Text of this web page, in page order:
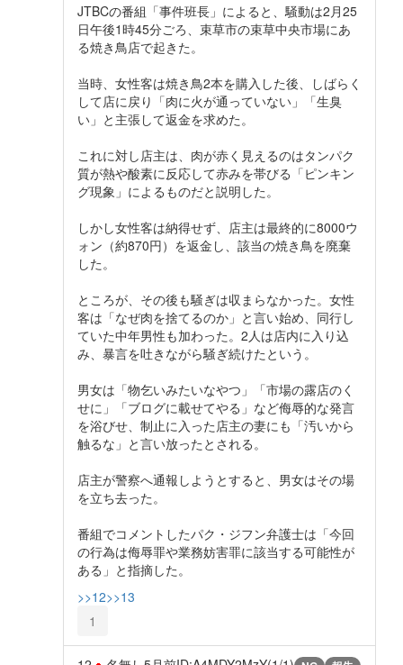
JTBCの番組「事件班長」によると、騒動は2月25
日午後1時45分ごろ、束草市の束草中央市場にあ
る焼き鳥店で起きた。
当時、女性客は焼き鳥2本を購入した後、しばらく
して店に戻り「肉に火が通っていない」「生臭
い」と主張して返金を求めた。
これに対し店主は、肉が赤く見えるのはタンパク
質が熱や酸素に反応して赤みを帯びる「ピンキン
グ現象」によるものだと説明した。
しかし女性客は納得せず、店主は最終的に8000ウ
ォン（約870円）を返金し、該当の焼き鳥を廃棄
した。
ところが、その後も騒ぎは収まらなかった。女性
客は「なぜ肉を捨てるのか」と言い始め、同行し
ていた中年男性も加わった。2人は店内に入り込
み、暴言を吐きながら騒ぎ続けたという。
男女は「物乞いみたいなやつ」「市場の露店のく
せに」「ブログに載せてやる」など侮辱的な発言
を浴びせ、制止に入った店主の妻にも「汚いから
触るな」と言い放ったとされる。
店主が警察へ通報しようとすると、男女はその場
を立ち去った。
番組でコメントしたパク・ジフン弁護士は「今回
の行為は侮辱罪や業務妨害罪に該当する可能性が
ある」と指摘した。
>>12>>13
1